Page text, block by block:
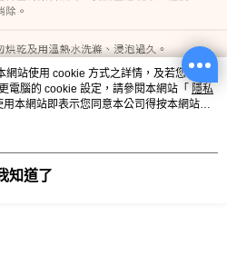
站使用 cookie 方式之詳情，及若您不希
電腦的 cookie 設定，請參閱本網站「 隱私
本網站即表示您同意本公司得按本網站使
知道了